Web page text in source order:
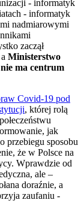
- informatyk
- informatyk
nadmiarowymi
zaczął
Ministerstwo
ma centrum
Covid-19 pod
, której rolą
jak
przebiegu sposobu
że w Polsce na
Wprawdzie od
ale –
doraźnie, a
zaufaniu -